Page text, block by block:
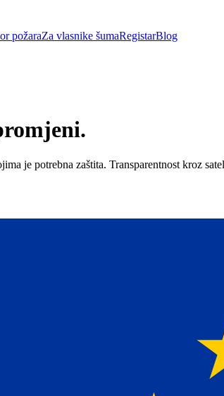
požaraZa vlasnike šumaRegistarBlog
je potrebna zaštita. Transparentnost kroz